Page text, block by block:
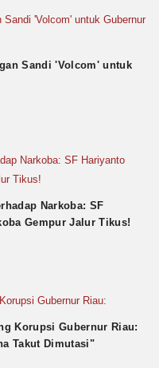
Sandi 'Volcom' untuk
Narkoba: SF
Gempur Jalur Tikus!
Korupsi Gubernur Riau:
Takut Dimutasi"